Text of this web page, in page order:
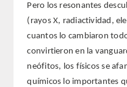
DE MÉRITO
HONOR
ACTIVIDADES
Pero los resonantes
(rayos X, radiactividad,
cuantos lo cambiaron
convirtieron en la
neófitos, los físicos se
químicos lo importantes